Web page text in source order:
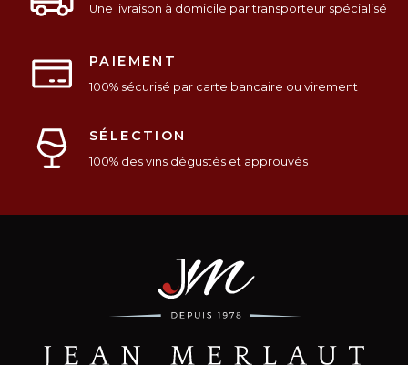
Une livraison à domicile par transporteur spécialisé
PAIEMENT
100% sécurisé par carte bancaire ou virement
SÉLECTION
100% des vins dégustés et approuvés